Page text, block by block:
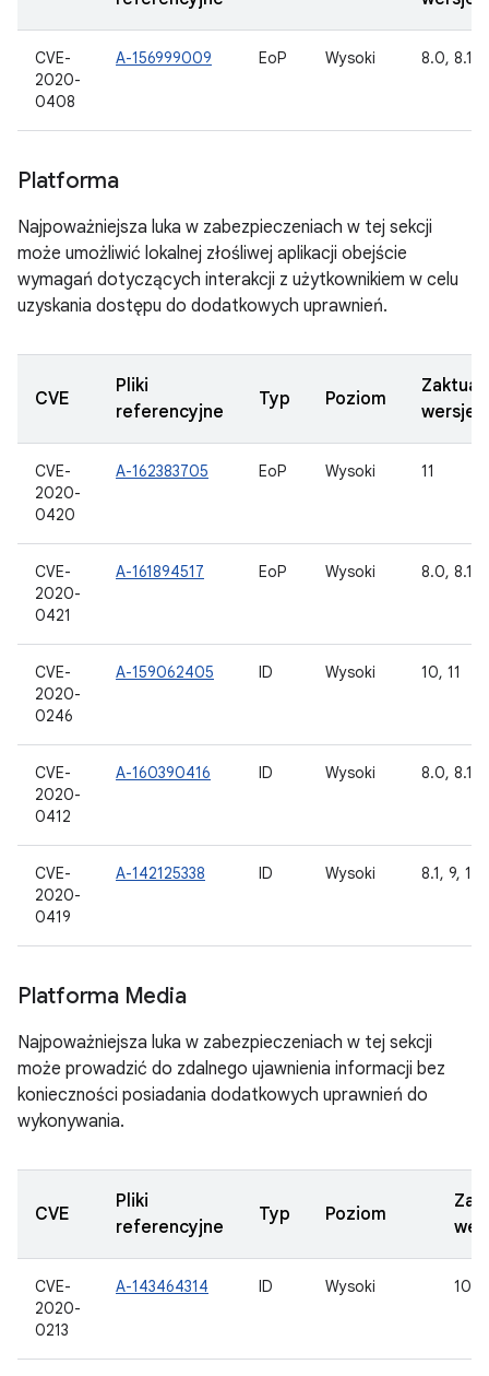
CVE-
2020-
0408
A-156999009 EoP Wysoki 8.0, 8.1,
Platforma
Najpoważniejsza luka w zabezpieczeniach w tej sekcji
może umożliwić lokalnej złośliwej aplikacji obejście
wymagań dotyczących interakcji z użytkownikiem w celu
uzyskania dostępu do dodatkowych uprawnień.
CVE
Pliki
referencyjne
Typ Poziom
wersje
CVE-
2020-
0420
A-162383705 EoP Wysoki 11
CVE-
2020-
0421
A-161894517 EoP Wysoki 8.0, 8.1,
CVE-
2020-
0246
A-159062405 ID Wysoki 10, 11
CVE-
2020-
0412
A-160390416 ID Wysoki 8.0, 8.1,
CVE-
2020-
0419
A-142125338 ID Wysoki 8.1, 9, 10,
Platforma Media
Najpoważniejsza luka w zabezpieczeniach w tej sekcji
może prowadzić do zdalnego ujawnienia informacji bez
konieczności posiadania dodatkowych uprawnień do
wykonywania.
CVE
Pliki
referencyjne
Typ Poziom
CVE-
2020-
0213
A-143464314 ID Wysoki 10,